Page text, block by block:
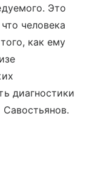
Это
человека
как ему
диагностики